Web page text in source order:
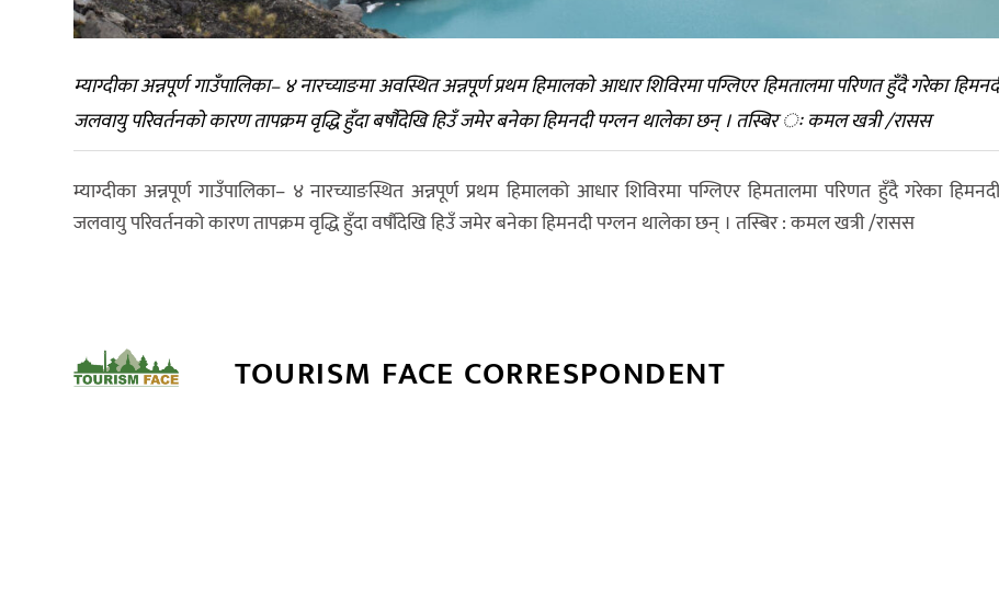
म्याग्दीका अन्नपूर्ण गाउँपालिका– ४ नारच्याङमा अवस्थित अन्नपूर्ण प्रथम हिमालको आधार शिविरमा पग्लिएर हिमतालमा परिणत हुँदै गरेका
जलवायु परिवर्तनको कारण तापक्रम वृद्धि हुँदा बर्षौदेखि हिउँ जमेर बनेका हिमनदी पग्लन थालेका छन् । तस्बिर ः कमल खत्री /रासस
म्याग्दीका अन्नपूर्ण गाउँपालिका– ४ नारच्याङस्थित अन्नपूर्ण प्रथम हिमालको आधार शिविरमा पग्लिएर हिमतालमा परिणत हुँदै गरेका
जलवायु परिवर्तनको कारण तापक्रम वृद्धि हुँदा वर्षौदेखि हिउँ जमेर बनेका हिमनदी पग्लन थालेका छन् । तस्बिर : कमल खत्री /रासस
TOURISM FACE CORRESPONDENT